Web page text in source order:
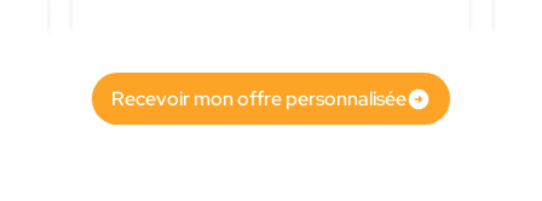
Recevoir mon offre personnalisée